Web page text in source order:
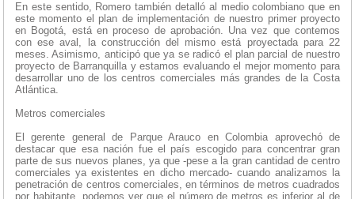
En este sentido, Romero también detalló al medio colombiano que en
este momento el plan de implementación de nuestro primer proyecto
en Bogotá, está en proceso de aprobación. Una vez que contemos
con ese aval, la construcción del mismo está proyectada para 22
meses. Asimismo, anticipó que ya se radicó el plan parcial de nuestro
proyecto de Barranquilla y estamos evaluando el mejor momento para
desarrollar uno de los centros comerciales más grandes de la Costa
Atlántica.
Metros comerciales
El gerente general de Parque Arauco en Colombia aprovechó de
destacar que esa nación fue el país escogido para concentrar gran
parte de sus nuevos planes, ya que -pese a la gran cantidad de centro
comerciales ya existentes en dicho mercado- cuando analizamos la
penetración de centros comerciales, en términos de metros cuadrados
por habitante, podemos ver que el número de metros es inferior al de